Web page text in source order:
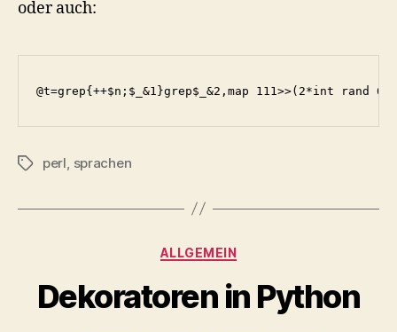
oder auch:
Schlagwörter
perl, sprachen
Kategorien
ALLGEMEIN
Dekoratoren in Python